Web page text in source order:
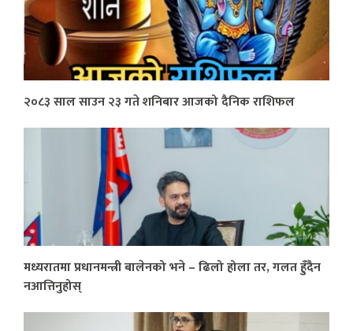
२०८३ साल साउन २३ गते शनिबार आजको दैनिक राशिफल
मध्यरातमा प्रधानमन्त्री बालेनको भने – ढिलो होला तर, गलत हुँदैन
नआत्तिनुहोस्